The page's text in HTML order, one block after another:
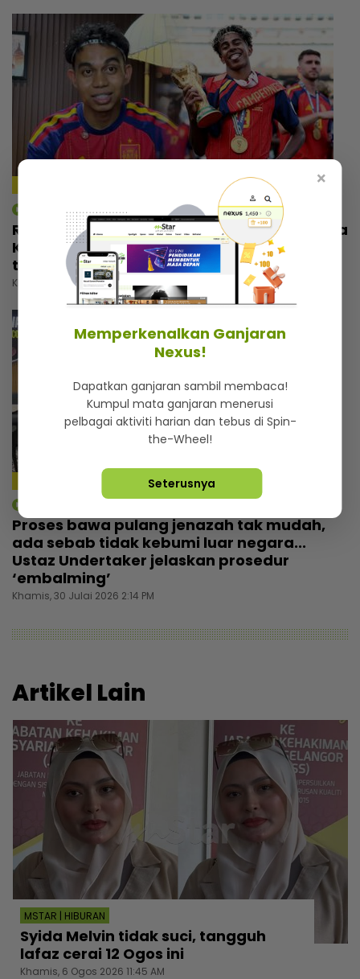
mStar | Berita
Rezeki wajah seiras Lamine Yamal, pemuda
Kelantan tak sia-siakan peluang... Banyak
tawaran reviu, ramai nak bergambar
Khamis, 30 Julai 2026 5:00 PM
Proses bawa pulang jenazah tak mudah,
ada sebab tidak kebumi luar negara...
Ustaz Undertaker jelaskan prosedur
‘embalming’
Khamis, 30 Julai 2026 2:14 PM
Artikel Lain
MSTAR | HIBURAN
Syida Melvin tidak suci, tangguh
lafaz cerai 12 Ogos ini
Khamis, 6 Ogos 2026 11:45 AM
×
Memperkenalkan Ganjaran
Nexus!
Dapatkan ganjaran sambil membaca!
Kumpul mata ganjaran menerusi
pelbagai aktiviti harian dan tebus di Spin-
the-Wheel!
Seterusnya